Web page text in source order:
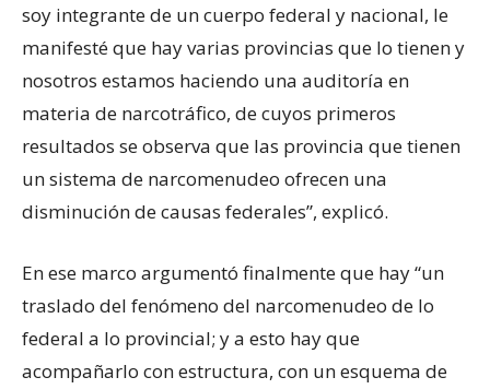
soy integrante de un cuerpo federal y nacional, le
manifesté que hay varias provincias que lo tienen y
nosotros estamos haciendo una auditoría en
materia de narcotráfico, de cuyos primeros
resultados se observa que las provincia que tienen
un sistema de narcomenudeo ofrecen una
disminución de causas federales”, explicó.
En ese marco argumentó finalmente que hay “un
traslado del fenómeno del narcomenudeo de lo
federal a lo provincial; y a esto hay que
acompañarlo con estructura, con un esquema de